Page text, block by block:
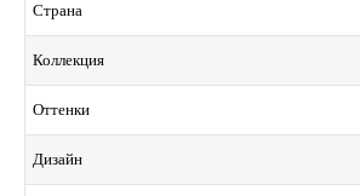
Страна
Коллекция
Оттенки
Дизайн